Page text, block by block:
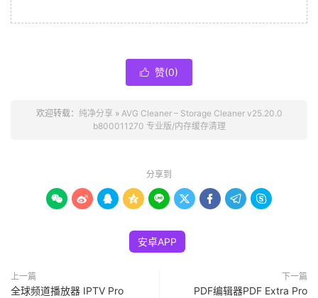
 赞(0)
欢迎转载： 纯净分享 » AVG Cleaner – Storage Cleaner v25.20.0
b800011270 专业版/内存缓存清理
分享到
        
安卓APP
上一篇
全球频道播放器 IPTV Pro
下一篇
PDF编辑器PDF Extra Pro